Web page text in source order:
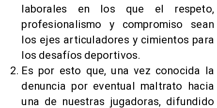
laborales en los que el respeto,
profesionalismo y compromiso sean
los ejes articuladores y cimientos para
los desafíos deportivos.
Es por esto que, una vez conocida la
denuncia por eventual maltrato hacia
una de nuestras jugadoras, difundido